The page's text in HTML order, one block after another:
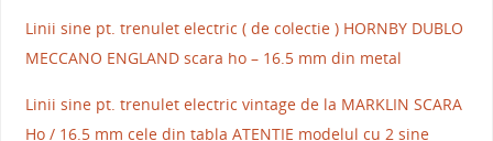
Linii sine pt. trenulet electric ( de colectie ) HORNBY DUBLO
MECCANO ENGLAND scara ho – 16.5 mm din metal
Linii sine pt. trenulet electric vintage de la MARKLIN SCARA
Ho / 16.5 mm cele din tabla ATENTIE modelul cu 2 sine